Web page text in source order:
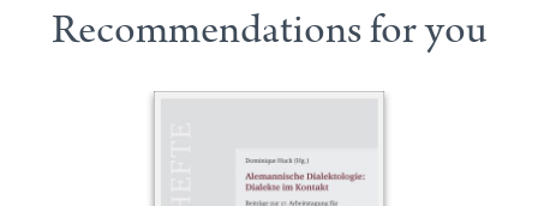
Recommendations for you